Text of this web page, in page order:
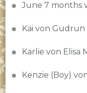
June 7 months
Kai von Gudrun
Karlie von Elisa
Kenzie (Boy)